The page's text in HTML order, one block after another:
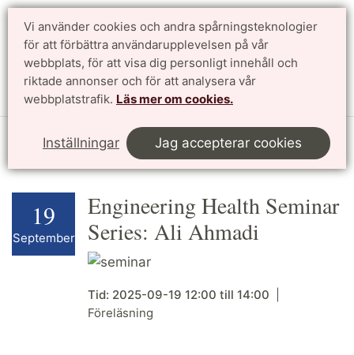
Vi använder cookies och andra spårningsteknologier
för att förbättra användarupplevelsen på vår
webbplats, för att visa dig personligt innehåll och
riktade annonser och för att analysera vår
webbplatstrafik. Läs mer om cookies.
Inställningar Jag accepterar cookies
Sök
Profilområden
19
September
Engineering Health Seminar
Series: Ali Ahmadi
Tid: 2025-09-19 12:00 till 14:00
Föreläsning